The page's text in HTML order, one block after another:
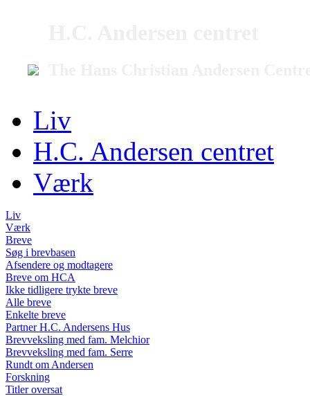
Liv
H.C. Andersen centret
Værk
Liv
Værk
Breve
Søg i brevbasen
Afsendere og modtagere
Breve om HCA
Ikke tidligere trykte breve
Alle breve
Enkelte breve
Partner H.C. Andersens Hus
Brevveksling med fam. Melchior
Brevveksling med fam. Serre
Rundt om Andersen
Forskning
Titler oversat